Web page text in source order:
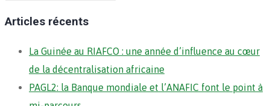
Articles récents
La Guinée au RIAFCO : une année d’influence au cœur
de la décentralisation africaine
PAGL2: la Banque mondiale et l’ANAFIC font le point à